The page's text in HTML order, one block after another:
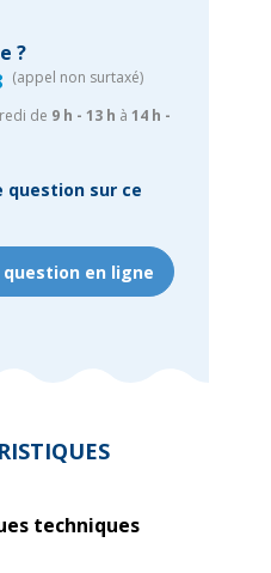
?
(appel non surtaxé)
de 9 h - 13 h à 14 h -
question sur ce
en ligne
techniques